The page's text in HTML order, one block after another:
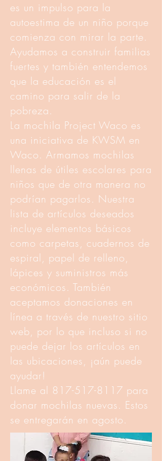
es un impulso para la
autoestima de un niño porque
comienza con mirar la parte.
Ayudamos a construir familias
fuertes y también entendemos
que la educación es el
camino para salir de la
pobreza.
La mochila Project Waco es
una iniciativa de KWSM en
Waco. Armamos mochilas
llenas de útiles escolares para
niños que de otra manera no
podrían pagarlos. Nuestra
lista de artículos deseados
incluye elementos básicos
como carpetas, cuadernos de
espiral, papel de relleno,
lápices y suministros más
económicos. También
aceptamos donaciones en
línea a través de nuestro sitio
web, por lo que incluso si no
puede dejar los artículos en
las ubicaciones, ¡aún puede
ayudar!
Llame al 817-517-8117 para
donar mochilas nuevas. Estos
se entregarán en agosto.